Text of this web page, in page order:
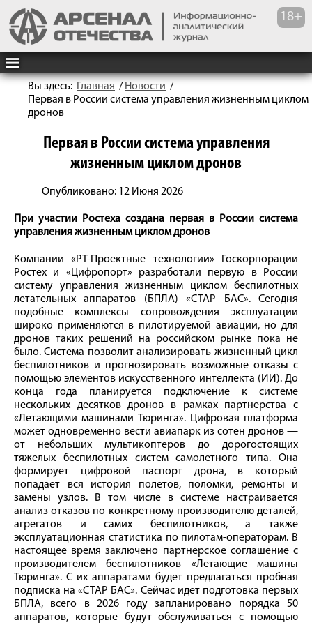
Вы здесь: Главная / Новости /
Первая в России система управления жизненным циклом
дронов
Первая в России система управления
жизненным циклом дронов
Опубликовано: 12 Июня 2026
При участии Ростеха создана первая в России система
управления жизненным циклом дронов
Компании «РТ-Проектные технологии» Госкорпорации
Ростех и «Цифропорт» разработали первую в России
систему управления жизненным циклом беспилотных
летательных аппаратов (БПЛА) «СТАР БАС». Сегодня
подобные комплексы сопровождения эксплуатации
широко применяются в пилотируемой авиации, но для
дронов таких решений на российском рынке пока не
было. Система позволит анализировать жизненный цикл
беспилотников и прогнозировать возможные отказы с
помощью элементов искусственного интеллекта (ИИ). До
конца года планируется подключение к системе
нескольких десятков дронов в рамках партнерства с
«Летающими машинами Тюринга». Цифровая платформа
может одновременно вести авиапарк из сотен дронов —
от небольших мультикоптеров до дорогостоящих
тяжелых беспилотных систем самолетного типа. Она
формирует цифровой паспорт дрона, в который
попадает вся история полетов, поломки, ремонты и
замены узлов. В том числе в системе настраивается
анализ отказов по конкретному производителю деталей,
агрегатов и самих беспилотников, а также
эксплуатационная статистика по пилотам-операторам. В
настоящее время заключено партнерское соглашение с
производителем беспилотников «Летающие машины
Тюринга». С их аппаратами будет предлагаться пробная
подписка на «СТАР БАС». Сейчас идет подготовка первых
БПЛА, всего в 2026 году запланировано порядка 50
аппаратов, которые будут обслуживаться с помощью